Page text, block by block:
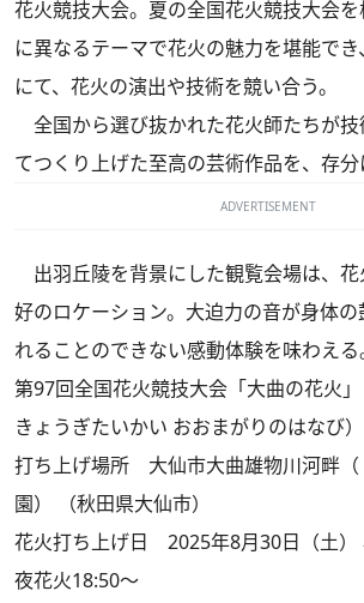
花火競技大会。夏の全国花火競技大会
に異なるテーマで花火の魅力を堪能で
にて、花火の演出や技術を競い合う。
全国から選び抜かれた花火師たちが
てつくり上げた至高の芸術作品を、存分
ADVERTISEMENT
出羽丘陵を背景にした観覧会場は、
好のロケーション。大迫力の音が身体
れることのできない感動体験を味わえる
第97回全国花火競技大会「大曲の花火
きょうぎたいかい おおまがりのはなび）
打ち上げ場所 大仙市大曲雄物川河畔（
園） （秋田県大仙市）
花火打ち上げ日 2025年8月30日（土）
夜花火18:50～